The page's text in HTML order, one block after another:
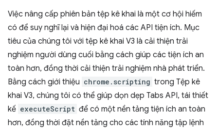
Việc nâng cấp phiên bản tệp kê khai là một cơ hội hiếm
có để suy nghĩ lại và hiện đại hoá các API tiện ích. Mục
tiêu của chúng tôi với tệp kê khai V3 là cải thiện trải
nghiệm người dùng cuối bằng cách giúp các tiện ích an
toàn hơn, đồng thời cải thiện trải nghiệm nhà phát triển.
Bằng cách giới thiệu chrome.scripting trong Tệp kê
khai V3, chúng tôi có thể giúp dọn dẹp Tabs API, tái thiết
kế executeScript để có một nền tảng tiện ích an toàn
hơn, đồng thời đặt nền tảng cho các tính năng tập lệnh